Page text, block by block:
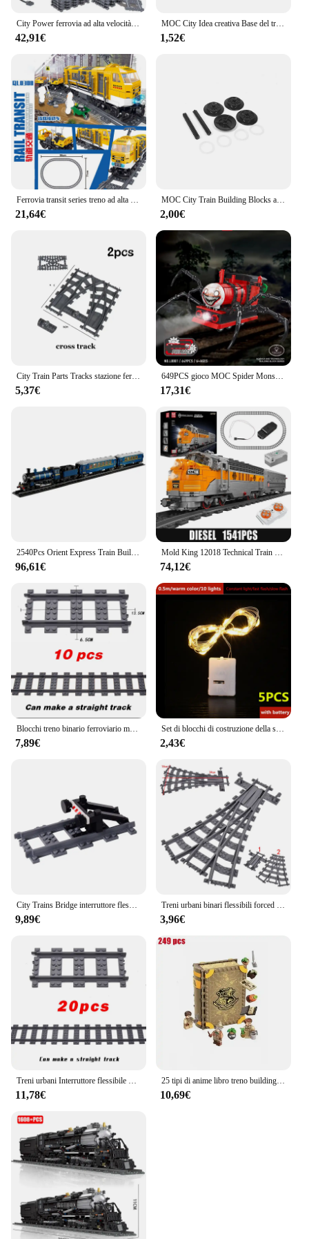
City Power ferrovia ad alta velocità Fuxing Hexie locomotiva elettrica treno Building Blocks giocattoli per bambini mattoni tecnici bambini
42,91€
MOC City Idea creativa Base del treno carrozzina blocchi di costruzione mattoni assemblati giocattoli fai da te per bambini regali di natale
1,52€
Ferrovia transit series treno ad alta velocità treno a vapore building blocks giocattolo piccolo modello di particelle
21,64€
MOC City Train Building Blocks accessori modificati, assemblaggio creativo fai da te di Base del treno, ruote, parti del carrello
2,00€
5,37€
649PCS gioco MOC Spider Monster Train Hell Train Horror Steam Train Assembly Model Building Block Brick Puzzle Toy Gift
17,31€
96,61€ 74,12€
7,89€
Set di blocchi di costruzione della serie di natale aggiornati con luce calda creativa alce Train House mattoni fai da te modello giocattoli per bambini regali di natale
2,43€
9,89€ 3,96€
Treni urbani Interruttore flessibile Binari ferroviari Rotaie attraversamento biforcato dritto curvo Building Block Mattoni Giocattoli compatibili con 7996
11,78€
25 tipi di anime libro treno building block cavaliere magico autobus foresta proibida giocattoli in mattoni per bambini regali di Natale per bambini
10,69€